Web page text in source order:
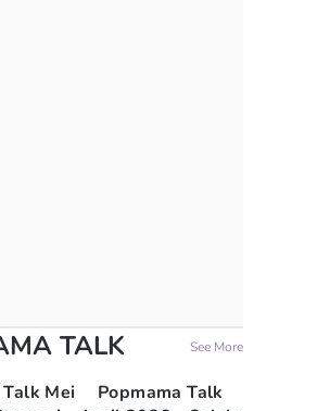
TALK See More
Mei
Popmama Talk